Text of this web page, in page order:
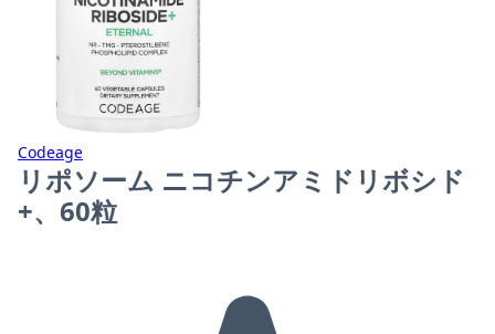
Codeage
リポソーム ニコチンアミドリボシド
+、60粒